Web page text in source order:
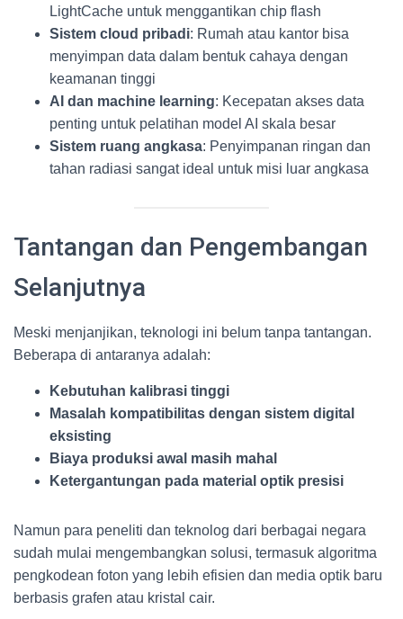
LightCache untuk menggantikan chip flash
Sistem cloud pribadi: Rumah atau kantor bisa
menyimpan data dalam bentuk cahaya dengan
keamanan tinggi
AI dan machine learning: Kecepatan akses data
penting untuk pelatihan model AI skala besar
Sistem ruang angkasa: Penyimpanan ringan dan
tahan radiasi sangat ideal untuk misi luar angkasa
Tantangan dan Pengembangan
Selanjutnya
Meski menjanjikan, teknologi ini belum tanpa tantangan.
Beberapa di antaranya adalah:
Kebutuhan kalibrasi tinggi
Masalah kompatibilitas dengan sistem digital
eksisting
Biaya produksi awal masih mahal
Ketergantungan pada material optik presisi
Namun para peneliti dan teknolog dari berbagai negara
sudah mulai mengembangkan solusi, termasuk algoritma
pengkodean foton yang lebih efisien dan media optik baru
berbasis grafen atau kristal cair.